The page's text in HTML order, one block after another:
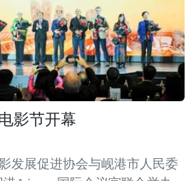
影节开幕
发展促进协会与岘港市人民委